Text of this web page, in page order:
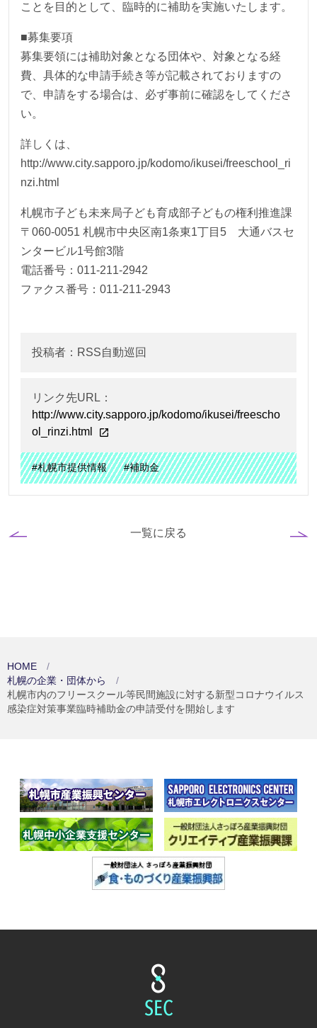
ことを目的として、臨時的に補助を実施いたします。
■募集要項
募集要領には補助対象となる団体や、対象となる経
費、具体的な申請手続き等が記載されておりますの
で、申請をする場合は、必ず事前に確認をしてくださ
い。
詳しくは、
http://www.city.sapporo.jp/kodomo/ikusei/freeschool_ri
nzi.html
札幌市子ども未来局子ども育成部子どもの権利推進課
〒060-0051 札幌市中央区南1条東1丁目5 大通バスセ
ンタービル1号館3階
電話番号：011-211-2942
ファクス番号：011-211-2943
投稿者：RSS自動巡回
リンク先URL：
http://www.city.sapporo.jp/kodomo/ikusei/freescho
ol_rinzi.html
#札幌市提供情報 #補助金
一覧に戻る
HOME
札幌の企業・団体から
札幌市内のフリースクール等民間施設に対する新型コロナウイルス
感染症対策事業臨時補助金の申請受付を開始します